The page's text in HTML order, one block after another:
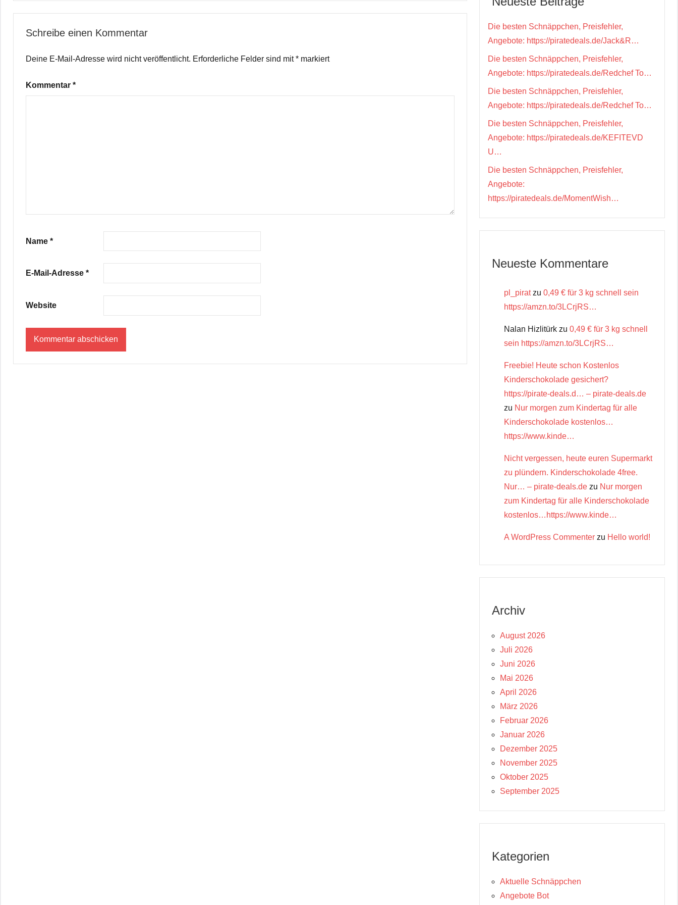
Schreibe einen Kommentar
Deine E-Mail-Adresse wird nicht veröffentlicht. Erforderliche Felder sind mit* markiert
Kommentar *
Name *
E-Mail-Adresse *
Website
Die besten Schnäppchen, Preisfehler,
Angebote: https://piratedeals.de/Jack&R…
Die besten Schnäppchen, Preisfehler,
Angebote: https://piratedeals.de/Redchef To…
Die besten Schnäppchen, Preisfehler,
Angebote: https://piratedeals.de/Redchef To…
Die besten Schnäppchen, Preisfehler,
Angebote: https://piratedeals.de/KEFITEVD
U…
Die besten Schnäppchen, Preisfehler,
Angebote:
https://piratedeals.de/MomentWish…
Neueste Kommentare
pl_piratzu 0,49 € für 3 kg schnell sein
https://amzn.to/3LCrjRS…
Nalan Hizlitürk zu 0,49 € für 3 kg schnell
sein https://amzn.to/3LCrjRS…
Freebie! Heute schon Kostenlos
Kinderschokolade gesichert?
https://pirate-deals.d… – pirate-deals.de
zu Nur morgen zum Kindertag für alle
Kinderschokolade kostenlos…
https://www.kinde…
Nicht vergessen, heute euren Supermarkt
zu plündern. Kinderschokolade 4free.
Nur… – pirate-deals.de zu Nur morgen
zum Kindertag für alle Kinderschokolade
kostenlos…https://www.kinde…
A WordPress Commenter zu Hello world!
Archiv
August 2026
Juli 2026
Juni 2026
Mai 2026
April 2026
März 2026
Februar 2026
Januar 2026
Dezember 2025
November 2025
Oktober 2025
September 2025
Kategorien
Aktuelle Schnäppchen
Angebote Bot